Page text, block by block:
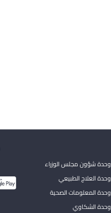
وحدة شؤون مجلس الوزراء
وحدة العلاج الطبيعي
وحدة المعلومات الصحية
وحدة الشكاوي